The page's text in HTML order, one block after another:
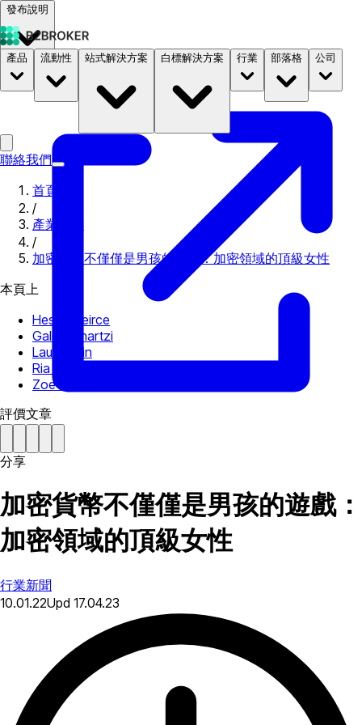
發布說明
文件 定價 B2STORE
產品 流動性 站式解決方案 白標解決方案 行業 部落格 公司
聯絡我們
首頁
/
產業新聞
/
加密貨幣不僅僅是男孩的遊戲：加密領域的頂級女性
本頁上
Hester Peirce
Galia Benartzi
Laura Shin
Ria Bhutoria
Zoe Adamovicz
評價文章
分享
加密貨幣不僅僅是男孩的遊戲：
加密領域的頂級女性
行業新聞
10.01.22Upd 17.04.23